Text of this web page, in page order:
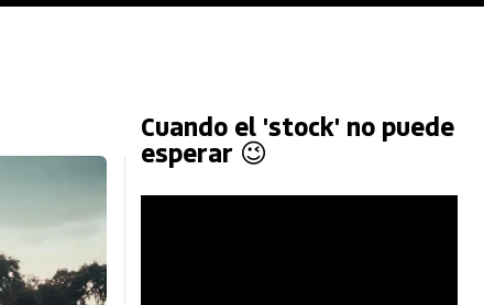
Cuando el 'stock' no puede
esperar 😉